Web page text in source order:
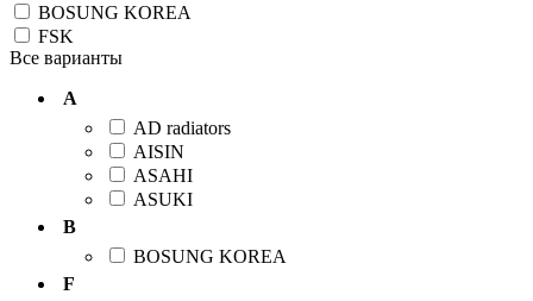
BOSUNG KOREA
FSK
Все варианты
A
AD radiators
AISIN
ASAHI
ASUKI
B
BOSUNG KOREA
F